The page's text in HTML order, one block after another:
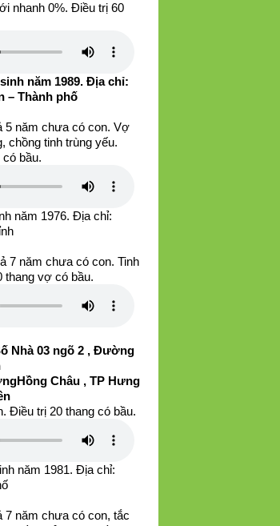
nhanh 0%. Điều trị 60
năm 1989. Địa chỉ:
– Thành phố
5 năm chưa có con. Vợ
chồng tinh trùng yếu.
bầu.
năm 1976. Địa chỉ:
7 năm chưa có con. Tinh
thang vợ có bầu.
Nhà 03 ngõ 2 , Đường
Châu , TP Hưng
Điều trị 20 thang có bầu.
năm 1981. Địa chỉ:
7 năm chưa có con, tắc